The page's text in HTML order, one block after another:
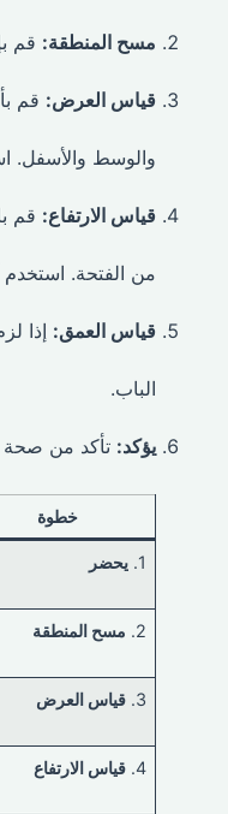
مسح المنطقة:قم
قياس العرض: قم
والوسط والأسفل.
قياس الارتفاع:قم
من الفتحة. استخدم
قياس العمق:إذا
الباب.
يؤكد:تأكد من صحة
خطوة
يحضر
مسح المنطقة
قياس العرض
قياس الارتفاع